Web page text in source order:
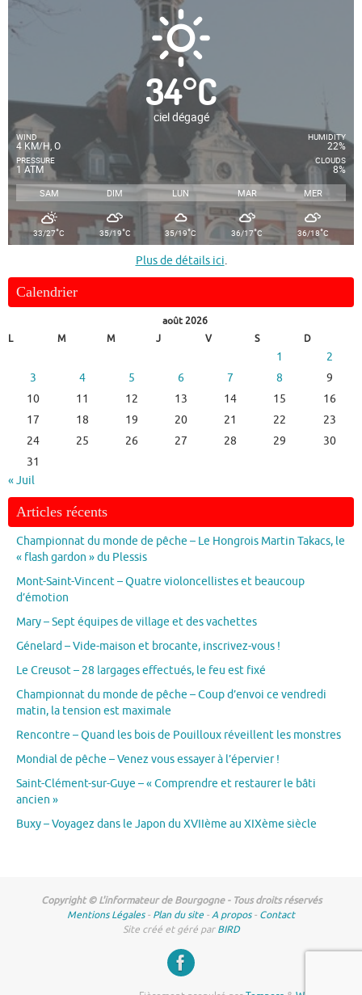
34°C
ciel dégagé
WIND
4 KM/H, O
PRESSURE
1 ATM
HUMIDITY
22%
CLOUDS
8%
SAM DIM LUN MAR MER
33/27°C 35/19°C 35/19°C 36/17°C 36/18°C
Plus de détails ici.
Calendrier
août 2026
L
M M J V S D
1
2
3
4 5 6 7 8
9
10
11 12 13 14 15
16
17
18 19 20 21 22
23
24
25 26 27 28 29
30
31
« Juil
Articles récents
Championnat du monde de pêche – Le Hongrois Martin Takacs, le
« flash gardon » du Plessis
Mont-Saint-Vincent – Quatre violoncellistes et beaucoup
d’émotion
Mary – Sept équipes de village et des vachettes
Génelard – Vide-maison et brocante, inscrivez-vous !
Le Creusot – 28 largages effectués, le feu est fixé
Championnat du monde de pêche – Coup d’envoi ce vendredi
matin, la tension est maximale
Rencontre – Quand les bois de Pouilloux réveillent les monstres
Mondial de pêche – Venez vous essayer à l’épervier !
Saint-Clément-sur-Guye – « Comprendre et restaurer le bâti
ancien »
Buxy – Voyagez dans le Japon du XVIIème au XIXème siècle
Copyright © L'informateur de Bourgogne - Tous droits réservés
Mentions Légales- Plan du site -A propos- Contact
Site créé et géré parBIRD